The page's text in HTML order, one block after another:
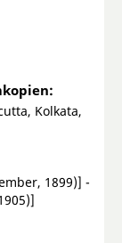
Kolkata,
1899)] -